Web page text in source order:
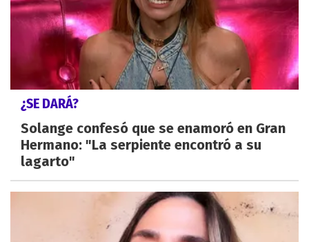
¿SE DARÁ?
Solange confesó que se enamoró en Gran
Hermano: "La serpiente encontró a su
lagarto"